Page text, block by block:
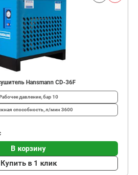
Hansmann CD-36F
давление, бар10
способность, л/мин 3600
В корзину
Купить в 1 клик